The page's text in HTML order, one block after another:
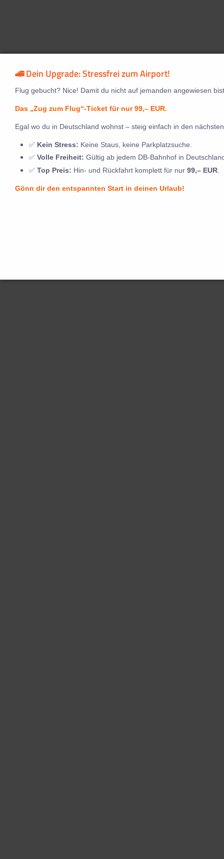
🚄 Dein Upgrade: Stressfrei zum Airport!
Flug gebucht? Nice! Damit du nicht auf jemanden angewiesen
Das „Zug zum Flug“-Ticket für nur 99,– EUR.
Egal wo du in Deutschland wohnst – steig einfach in den
✅ Kein Stress: Keine Staus, keine Parkplatzsuche.
✅ Volle Freiheit: Gültig ab jedem DB-Bahnhof in
✅ Top Preis: Hin- und Rückfahrt komplett für nur 99,– EUR
Gönn dir den entspannten Start in deinen Urlaub!